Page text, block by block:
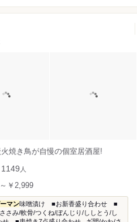
焼き鳥が自慢の個室居酒屋!
1149 人
￥2,999
マン味噌漬け ■お新香盛り合わせ ■
み/軟骨/つくね/ぼんじり/ししとう/し